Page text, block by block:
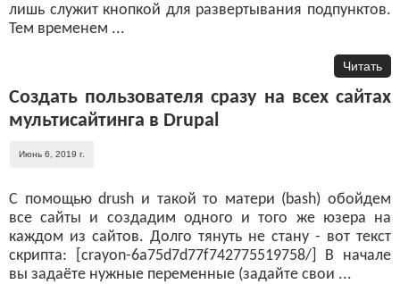
лишь служит кнопкой для развертывания подпунктов.
Тем временем ...
Читать
Создать пользователя сразу на всех сайтах
мультисайтинга в Drupal
Июнь 6, 2019 г.
С помощью drush и такой то матери (bash) обойдем
все сайты и создадим одного и того же юзера на
каждом из сайтов. Долго тянуть не стану - вот текст
скрипта: [crayon-6a75d7d77f742775519758/] В начале
вы задаёте нужные переменные (задайте свои ...